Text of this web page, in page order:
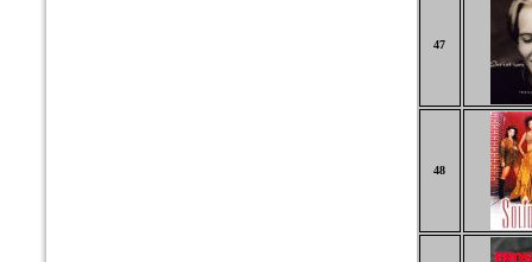
47
48